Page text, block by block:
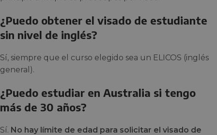
¿Puedo obtener el visado de estudiante
sin nivel de inglés?
Sí, siempre que el curso elegido sea un ELICOS (inglés
general).
¿Puedo estudiar en Australia si tengo
más de 30 años?
Sí. No hay límite de edad para solicitar el visado de